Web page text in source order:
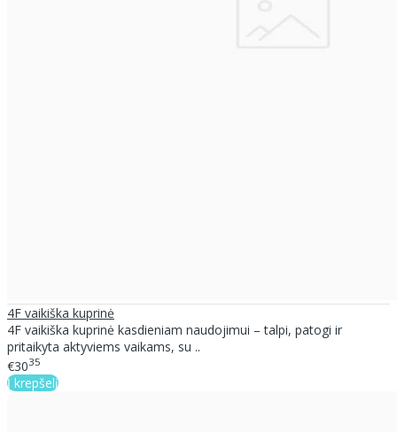
4F vaikiška kuprinė
4F vaikiška kuprinė kasdieniam naudojimui – talpi, patogi ir
pritaikyta aktyviems vaikams, su ..
€3035
Į krepšelį